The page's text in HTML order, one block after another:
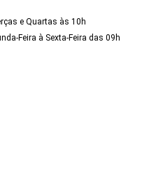
e Quartas às 10h
Feira à Sexta-Feira das 09h